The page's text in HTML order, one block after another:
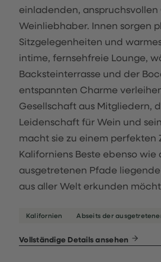
einladenden, anspruchsvollen
Weinliebhaber. Innen sorgen
Sitzgelegenheiten und
intime, fernsehfreie Lounge,
Backsteinterrasse und der
entspannten Charme
Gesellschaft aus Mitgliedern,
Leidenschaft für Wein und
macht sie zu einem perfekten
Kaliforniens Beste ebenso wie
ausgetretenen Pfade
aus aller Welt erkunden
Kalifornien Abseits der
Vollständige Details ansehen